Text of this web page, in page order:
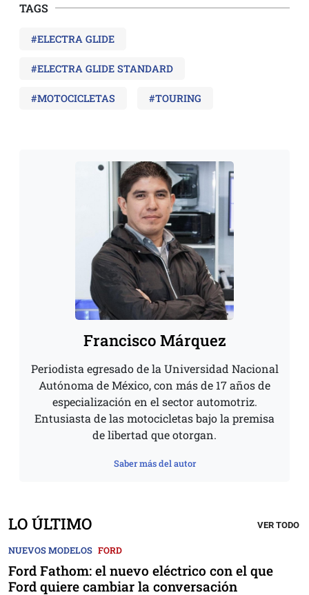
TAGS
#ELECTRA GLIDE
#ELECTRA GLIDE STANDARD
#MOTOCICLETAS #TOURING
Francisco Márquez
Periodista egresado de la Universidad Nacional
Autónoma de México, con más de 17 años de
especialización en el sector automotriz.
Entusiasta de las motocicletas bajo la premisa
de libertad que otorgan.
Saber más del autor
LO ÚLTIMO VER TODO
NUEVOS MODELOS FORD
Ford Fathom: el nuevo eléctrico con el que
Ford quiere cambiar la conversación